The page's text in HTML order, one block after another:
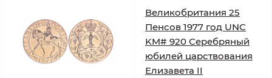
Великобритания 25
Пенсов 1977 год UNC
KM# 920 Серебряный
юбилей царствования
Елизавета II